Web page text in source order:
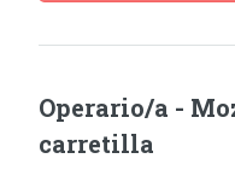
Operario/a -
carretilla